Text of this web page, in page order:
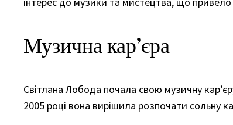
Музична кар’єра
Світлана Лобода почала свою музичну
2005 році вона вирішила розпочати сольну